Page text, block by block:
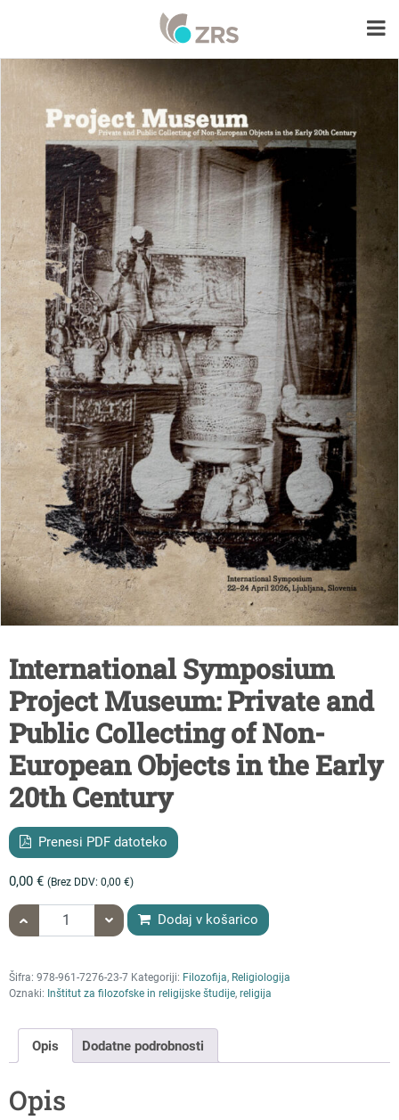
International Symposium
Project Museum: Private and
Public Collecting of Non-
European Objects in the Early
20th Century
Prenesi PDF datoteko
0,00 € (Brez DDV: 0,00 €)
količina International Symposium Project Museum: Private and
Dodaj v košarico
Šifra: 978-961-7276-23-7 Kategoriji: Filozofija, Religiologija
Oznaki: Inštitut za filozofske in religijske študije, religija
Opis Dodatne podrobnosti
Opis